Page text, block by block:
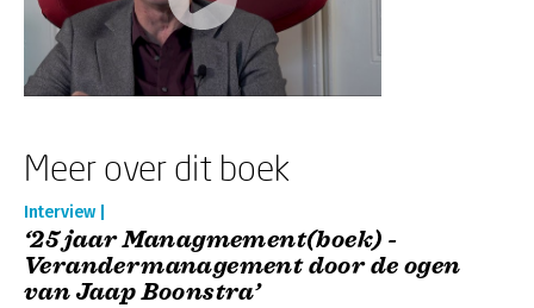
Meer over dit boek
Interview |
‘25 jaar Managmement(boek) -
Verandermanagement door de ogen
van Jaap Boonstra’